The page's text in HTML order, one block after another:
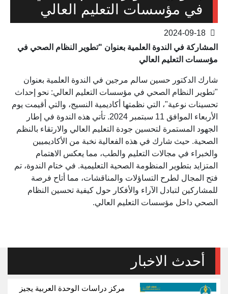
في مؤسسات التعليم العالي
المشاركة في الندوة العلمية بعنوان "تطوير النظام الصحي في
مؤسسات التعليم العالي
شارك الدكتور حسين سالم مرجين في الندوة العلمية بعنوان
"تطوير النظام الصحي في مؤسسات التعليم العالي: نحو إحداث
تحسينات نوعية"، التي نظمتها أكاديمية النسيج، والتي أقيمت يوم
الأربعاء الموافق 11 سبتمبر 2024. تأتي هذه الندوة في إطار
الجهود المستمرة لتحسين جودة التعليم العالي والارتقاء بالنظم
الصحية. حيث شارك في هذه الفعالية نخبة من الأكاديميين
والخبراء في مجالات التعليم والطب، مما يعكس الاهتمام
المتزايد بتطوير المنظومة الصحية التعليمية. في ختام الندوة، تم
فتح المجال لطرح التساؤلات والمناقشات، مما أتاح فرصة
للمشاركين لتبادل الآراء والأفكار حول كيفية تحسين النظام
الصحي داخل مؤسسات التعليم العالي.
أحدث الاخبار
مركز دراسات الوحدة العربية يجيز